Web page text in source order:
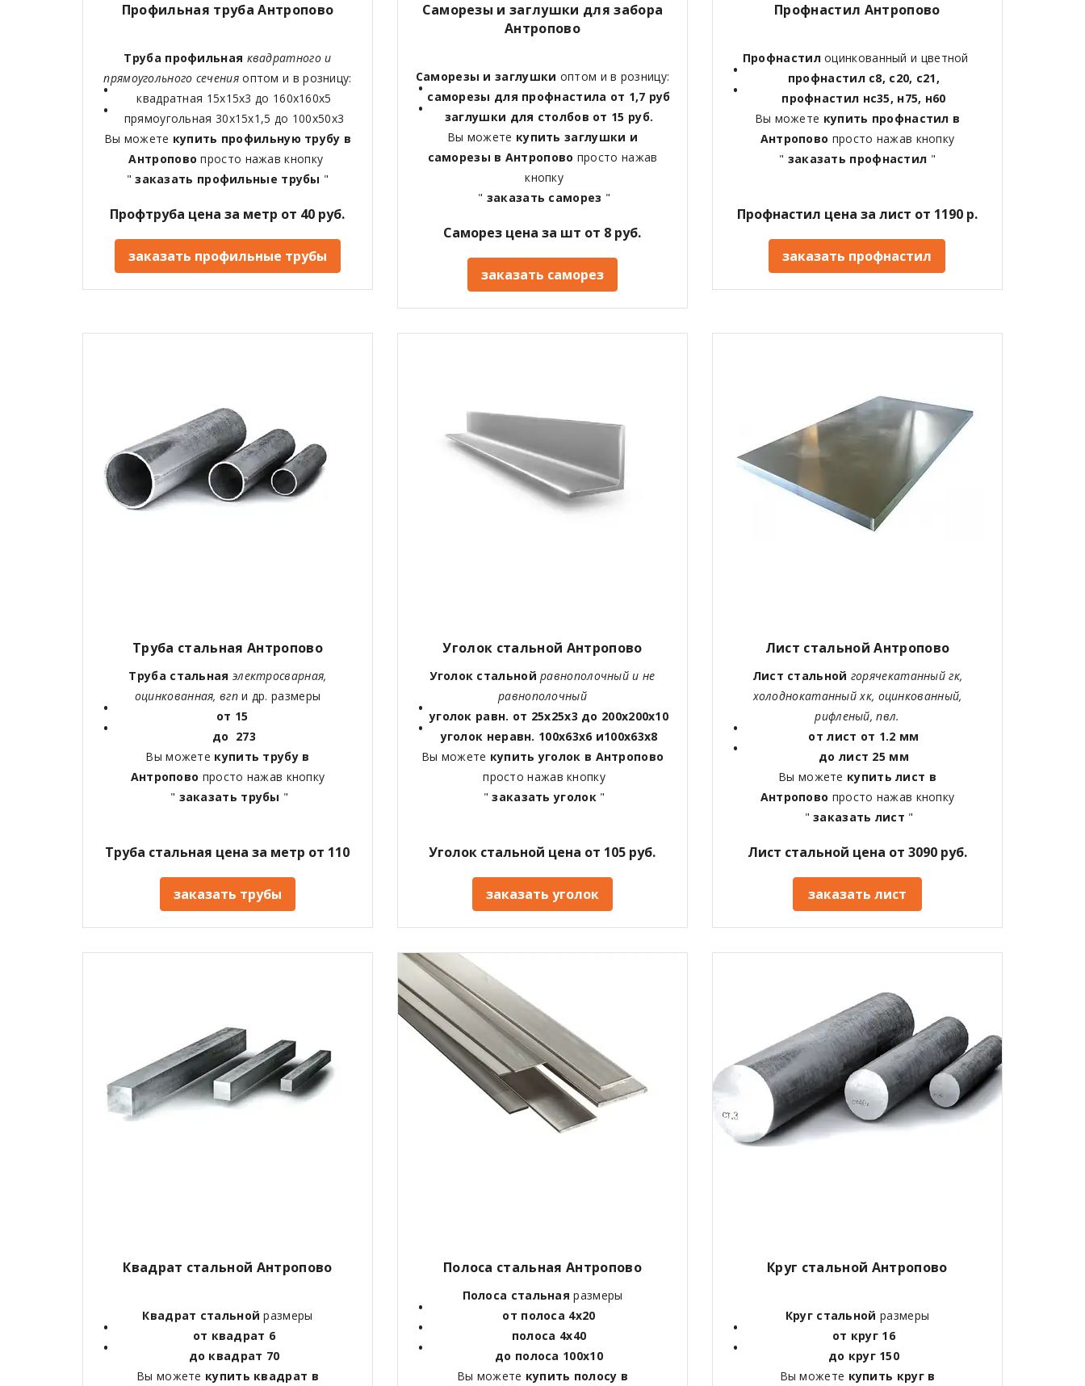
Профильная труба Антропово
Труба профильная квадратного и
прямоугольного сеченияоптом и в розницу:
квадратная 15х15х3 до 160х160х5
прямоугольная 30х15х1,5 до 100х50х3
Вы можете купить профильную трубу в
Антроповопросто нажав кнопку
"заказать профильные трубы "
Профтруба цена за метр от 40 руб.
заказать профильные трубы
Саморезы и заглушки для забора
Антропово
Саморезы и заглушки оптом и в розницу:
саморезы для профнастила от 1,7 руб
заглушки для столбов от 15 руб.
Вы можете купить заглушки и
саморезы в Антропово просто нажав
кнопку
" заказать саморез "
Саморез цена за шт от 8 руб.
заказать саморез
Профнастил Антропово
Профнастилоцинкованный и цветной
профнастил с8, с20, с21,
профнастил нс35, н75, н60
Вы можете купить профнастил в
Антропово просто нажав кнопку
" заказать профнастил "
Профнастил цена за лист от 1190 р.
заказать профнастил
Труба стальная Антропово
Труба стальная электросварная,
оцинкованная, вгпи др. размеры
от 15
до 273
Вы можете купить трубу в
Антропово просто нажав кнопку
" заказать трубы "
Труба стальная цена за метр от 110
заказать трубы
Уголок стальной Антропово
Уголок стальнойравнополочный и не
равнополочный
уголок равн. от 25х25х3 до 200х200х10
уголок неравн. 100х63х6 и100х63х8
Вы можете купить уголок в Антропово
просто нажав кнопку
" заказать уголок"
Уголок стальной цена от 105 руб.
заказать уголок
Лист стальной Антропово
Лист стальной горячекатанный гк,
холоднокатанный хк, оцинкованный,
рифленый, пвл.
от лист от 1.2 мм
до лист 25 мм
Вы можете купить лист в
Антропово просто нажав кнопку
"заказать лист "
Лист стальной цена от 3090 руб.
заказать лист
Квадрат стальной Антропово
Квадрат стальной размеры
от квадрат 6
до квадрат 70
Вы можете купить квадрат в
Полоса стальная Антропово
Полоса стальная размеры
от полоса 4х20
полоса 4х40
до полоса 100х10
Вы можете купить полосу в
Круг стальной Антропово
Круг стальной размеры
от круг 16
до круг 150
Вы можете купить круг в